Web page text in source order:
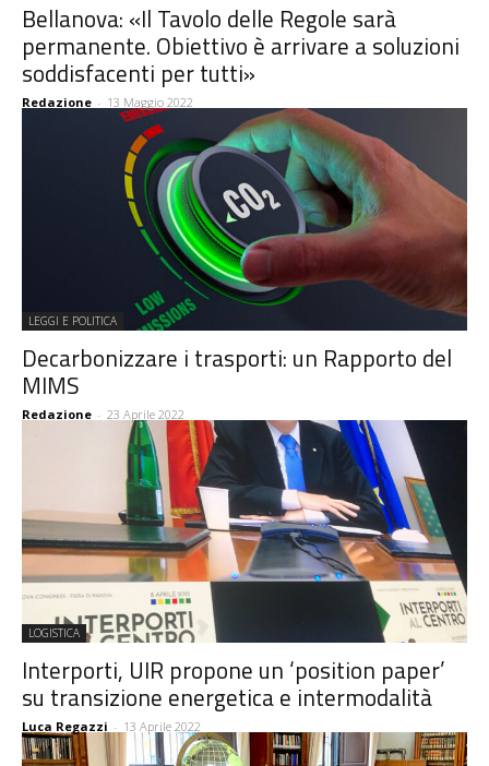
Bellanova: «Il Tavolo delle Regole sarà
permanente. Obiettivo è arrivare a soluzioni
soddisfacenti per tutti»
Redazione - 13 Maggio 2022
LEGGI E POLITICA
Decarbonizzare i trasporti: un Rapporto del
MIMS
Redazione - 23 Aprile 2022
LOGISTICA
Interporti, UIR propone un ‘position paper’
su transizione energetica e intermodalità
Luca Regazzi - 13 Aprile 2022